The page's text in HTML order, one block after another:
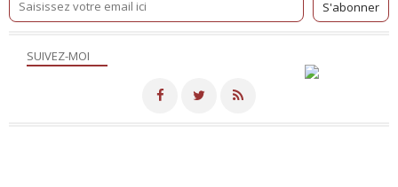
SUIVEZ-MOI